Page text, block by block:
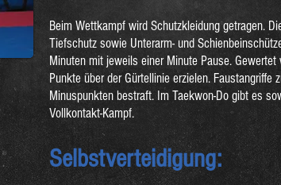
Beim Wettkampf wird Schutzkleidung getragen.
Tiefschutz sowie Unterarm- und
Minuten mit jeweils einer Minute Pause.
Punkte über der Gürtellinie erzielen.
Minuspunkten bestraft. Im Taekwon-Do gibt es
Vollkontakt-Kampf.
Selbstverteidigung: